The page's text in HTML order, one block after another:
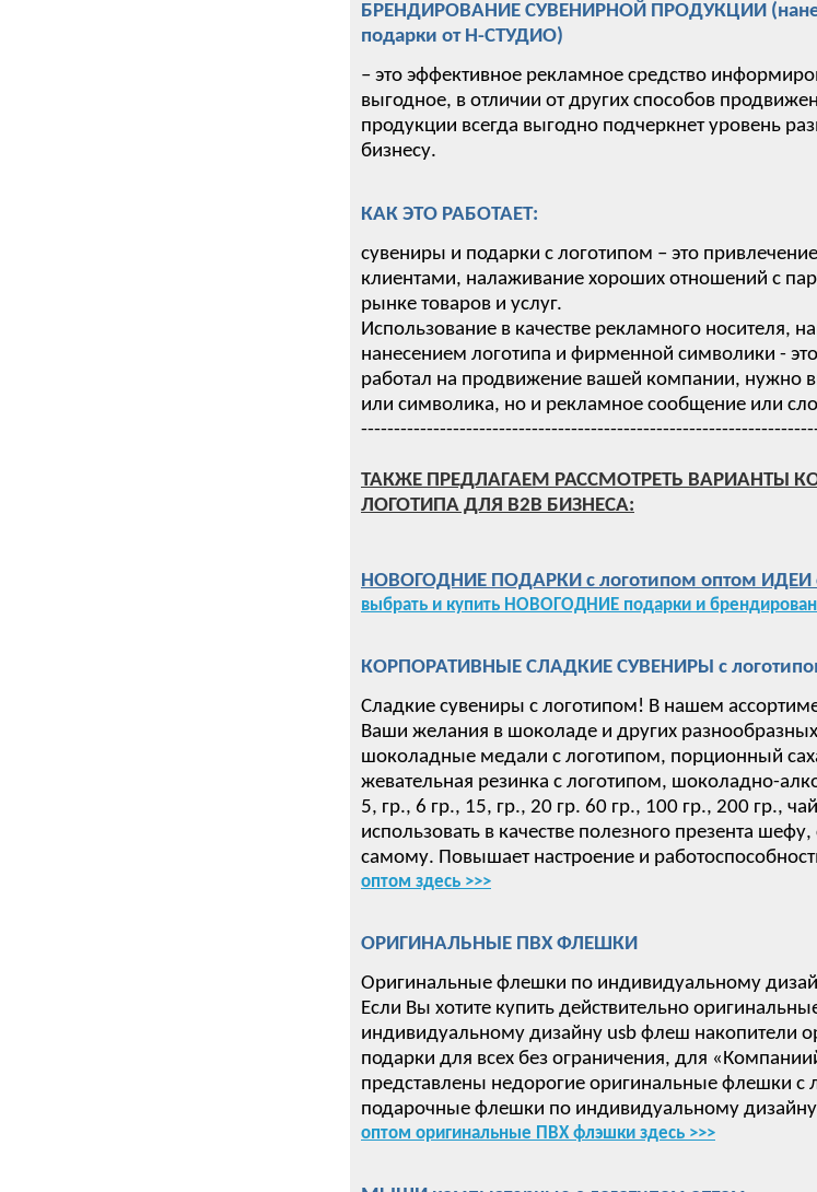
БРЕНДИРОВАНИЕ СУВЕНИРНОЙ ПРОДУКЦИИ
подарки от Н-СТУДИО)
– это эффективное рекламное средство
выгодное, в отличии от других способов
продукции всегда выгодно подчеркнет уровень
бизнесу.
КАК ЭТО РАБОТАЕТ:
сувениры и подарки с логотипом – это
клиентами, налаживание хороших отношений с
рынке товаров и услуг.
Использование в качестве рекламного
нанесением логотипа и фирменной символики -
работал на продвижение вашей компании, нужно
или символика, но и рекламное сообщение или
ТАКЖЕ ПРЕДЛАГАЕМ РАССМОТРЕТЬ ВАРИАНТЫ
ЛОГОТИПА ДЛЯ B2B БИЗНЕСА:
НОВОГОДНИЕ ПОДАРКИ с логотипом оптом ИДЕИ
выбрать и купить НОВОГОДНИЕ подарки и
КОРПОРАТИВНЫЕ СЛАДКИЕ СУВЕНИРЫ с
Сладкие сувениры с логотипом! В нашем
Ваши желания в шоколаде и других
шоколадные медали с логотипом, порционный
жевательная резинка с логотипом, шоколадно-
5, гр., 6 гр., 15, гр., 20 гр. 60 гр., 100 гр., 200 гр.,
использовать в качестве полезного презента
самому. Повышает настроение и
оптом здесь >>>
ОРИГИНАЛЬНЫЕ ПВХ ФЛЕШКИ
Оригинальные флешки по индивидуальному
Если Вы хотите купить действительно
индивидуальному дизайну usb флеш накопители
подарки для всех без ограничения, для
представлены недорогие оригинальные флешки с
подарочные флешки по индивидуальному
оптом оригинальные ПВХ флэшки здесь >>>